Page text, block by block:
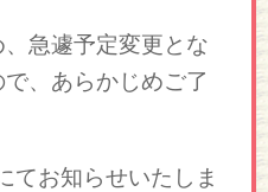
急遽予定変更とな
、あらかじめご了
てお知らせいたしま